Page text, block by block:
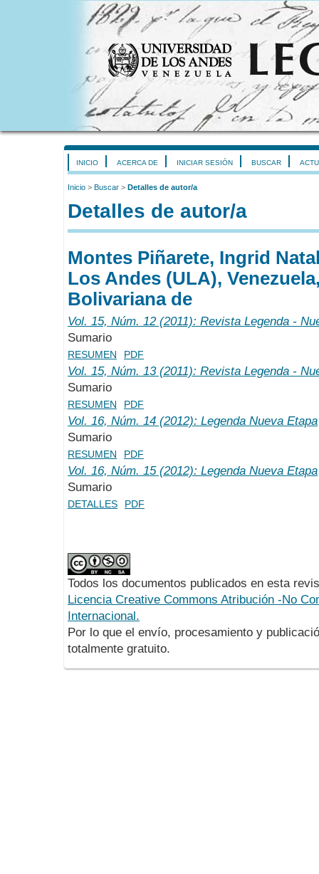
INICIO ACERCA DE INICIAR SESIÓN BUSCAR
Inicio > Buscar > Detalles de autor/a
Detalles de autor/a
Montes Piñarete, Ingrid
Los Andes (ULA),
Bolivariana de
Vol. 15, Núm. 12 (2011): Revista Legenda -
Sumario
RESUMEN PDF
Vol. 15, Núm. 13 (2011): Revista Legenda -
Sumario
RESUMEN PDF
Vol. 16, Núm. 14 (2012): Legenda Nueva Etapa
Sumario
RESUMEN PDF
Vol. 16, Núm. 15 (2012): Legenda Nueva Etapa
Sumario
DETALLES PDF
Todos los documentos publicados en esta
Licencia Creative Commons Atribución -No
Internacional.
Por lo que el envío, procesamiento y
totalmente gratuito.